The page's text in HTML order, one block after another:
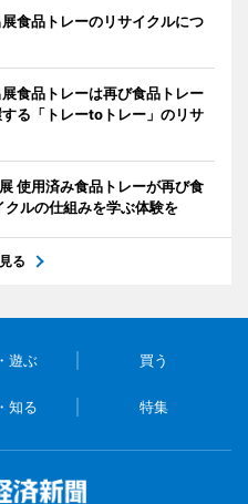
食品トレーのリサイクルにつ
食品トレーは再び食品トレー
る「トレーtoトレー」のリサ
使用済み食品トレーが再び食
ルの仕組みを学ぶ体験を
る
遊ぶ 買う
知る 特集